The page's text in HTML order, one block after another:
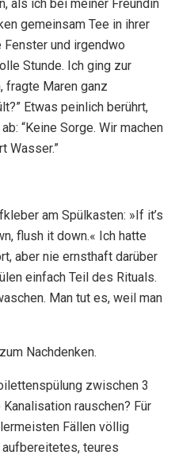
als ich bei meiner Freundin
gemeinsam Tee in ihrer
Fenster und irgendwo
Stunde. Ich ging zur
fragte Maren ganz
Etwas peinlich berührt,
“Keine Sorge. Wir machen
Wasser.”
am Spülkasten: »If it’s
flush it down.« Ich hatte
aber nie ernsthaft darüber
einfach Teil des Rituals.
Man tut es, weil man
Nachdenken.
zwischen 3
rauschen? Für
Fällen völlig
teures